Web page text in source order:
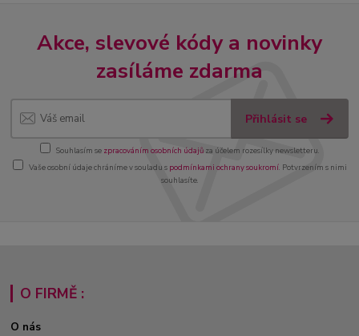
Akce, slevové kódy a novinky
zasíláme zdarma
Přihlásit se
Souhlasím se zpracováním osobních údajůza účelem rozesílky newsletteru.
Vaše osobní údaje chráníme v souladu s podmínkami ochrany soukromí. Potvrzením s nimi
souhlasíte.
O FIRMĚ :
O nás